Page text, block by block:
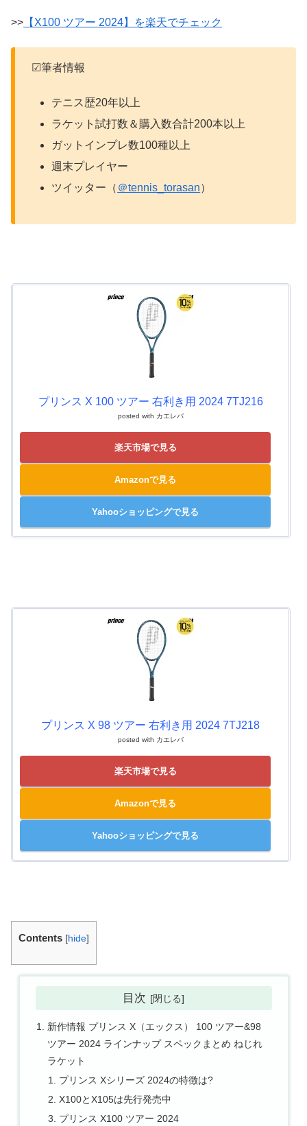
>> 【X100 ツアー 2024】を楽天でチェック
☑筆者情報
テニス歴20年以上
ラケット試打数＆購入数合計200本以上
ガットインプレ数100種以上
週末プレイヤー
ツイッター（ ＠tennis_torasan）
プリンス X 100 ツアー 右利き用 2024 7TJ216
posted with カエレバ
楽天市場で見る
Amazonで見る
Yahooショッピングで見る
プリンス X 98 ツアー 右利き用 2024 7TJ218
posted with カエレバ
楽天市場で見る
Amazonで見る
Yahooショッピングで見る
Contents [hide]
目次
新作情報 プリンス X（エックス） 100 ツアー&98
ツアー 2024 ラインナップ スペックまとめ ねじれ
ラケット
プリンス Xシリーズ 2024の特徴は?
X100とX105は先行発売中
プリンス X100 ツアー 2024